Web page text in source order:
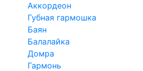
Аккордеон
Губная гармошка
Баян
Балалайка
Домра
Гармонь